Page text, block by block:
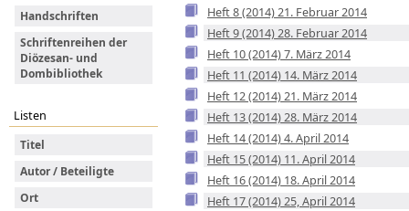
Handschriften
Schriftenreihen der
Diözesan- und
Dombibliothek
Listen
Titel
Autor / Beteiligte
Ort
Heft 8 (2014) 21. Februar 2014
Heft 9 (2014) 28. Februar 2014
Heft 10 (2014) 7. März 2014
Heft 11 (2014) 14. März 2014
Heft 12 (2014) 21. März 2014
Heft 13 (2014) 28. März 2014
Heft 14 (2014) 4. April 2014
Heft 15 (2014) 11. April 2014
Heft 16 (2014) 18. April 2014
Heft 17 (2014) 25, April 2014